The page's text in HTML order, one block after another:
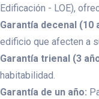
Edificación - LOE),
Garantía decenal (10
edificio que afecten a
Garantía trienal (3
habitabilidad.
Garantía de un año: